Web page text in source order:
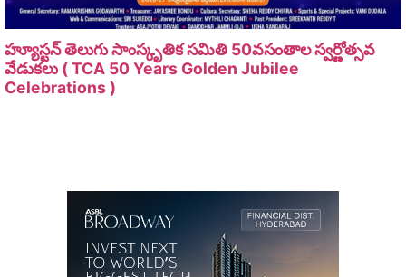
హ్యూస్టన్ తెలుగు సాంస్కృతిక సమితి 50వసంతాల స్వర్ణోత్సవ
వేడుకలు ( TCA 50 Years Golden Jubilee
Celebrations )